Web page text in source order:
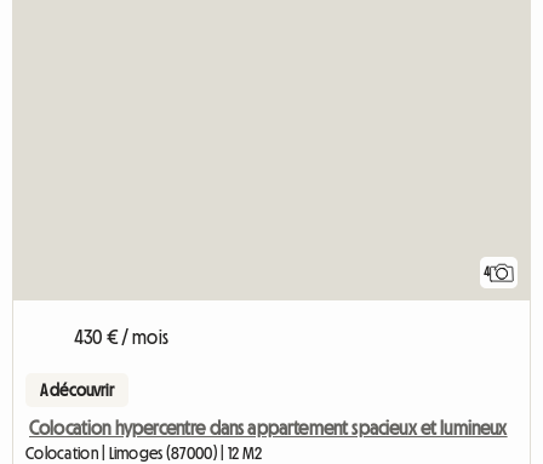
4
430 € / mois
A découvrir
Colocation hypercentre dans appartement spacieux et lumineux
Colocation | Limoges (87000) | 12 M2